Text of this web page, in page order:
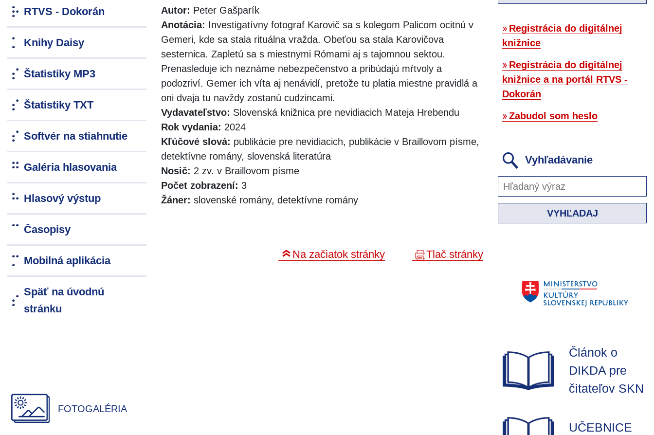
RTVS - Dokorán
Knihy Daisy
Štatistiky MP3
Štatistiky TXT
Softvér na stiahnutie
Galéria hlasovania
Hlasový výstup
Časopisy
Mobilná aplikácia
Späť na úvodnú
stránku
FOTOGALÉRIA
Autor: Peter Gašparík
Anotácia: Investigatívny fotograf Karovič sa s kolegom Palicom ocitnú v
Gemeri, kde sa stala rituálna vražda. Obeťou sa stala Karovičova
sesternica. Zapletú sa s miestnymi Rómami aj s tajomnou sektou.
Prenasleduje ich neznáme nebezpečenstvo a pribúdajú mŕtvoly a
podozriví. Gemer ich víta aj nenávidí, pretože tu platia miestne pravidlá a
oni dvaja tu navždy zostanú cudzincami.
Vydavateľstvo: Slovenská knižnica pre nevidiacich Mateja Hrebendu
Rok vydania: 2024
Kľúčové slová: publikácie pre nevidiacich, publikácie v Braillovom písme,
detektívne romány, slovenská literatúra
Nosič: 2 zv. v Braillovom písme
Počet zobrazení: 3
Žáner: slovenské romány, detektívne romány
Na začiatok stránky Tlač stránky
Registrácia do digitálnej
knižnice
Registrácia do digitálnej
knižnice a na portál RTVS -
Dokorán
Zabudol som heslo
Vyhľadávanie
VYHĽADAJ
Článok o
DIKDA pre
čitateľov SKN
UČEBNICE